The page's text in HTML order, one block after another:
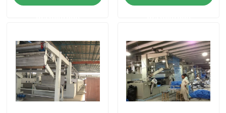
Tentang kami
Tur Pabrik